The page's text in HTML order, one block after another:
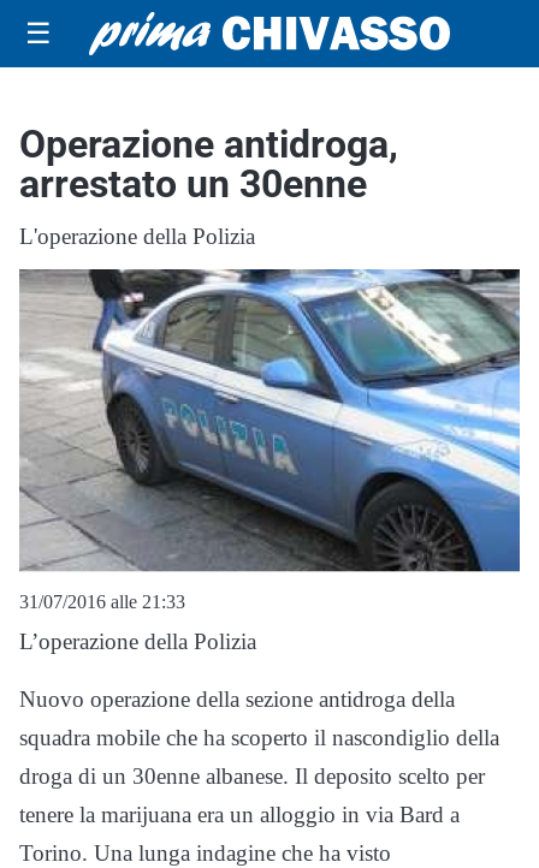
☰
Operazione antidroga,
arrestato un 30enne
L'operazione della Polizia
31/07/2016 alle 21:33
L’operazione della Polizia
Nuovo operazione della sezione antidroga della
squadra mobile che ha scoperto il nascondiglio della
droga di un 30enne albanese. Il deposito scelto per
tenere la marijuana era un alloggio in via Bard a
Torino. Una lunga indagine che ha visto